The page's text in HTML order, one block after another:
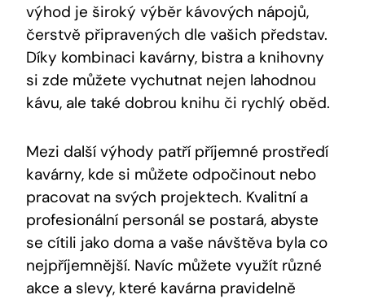
výhod je široký výběr kávových nápojů,
čerstvě připravených dle vašich představ.
Díky kombinaci kavárny, bistra a knihovny
si⁣ zde​ můžete vychutnat nejen ‍lahodnou
‍kávu,⁢ ale také ⁣dobrou knihu ‌či ⁢rychlý⁣ oběd.
Mezi další výhody‌ patří příjemné prostředí
kavárny, kde‌ si můžete odpočinout ​nebo
pracovat ⁢na svých ⁣projektech. Kvalitní a
⁣profesionální personál se postará, abyste
⁢se cítili​ jako doma a vaše návštěva byla co
nejpříjemnější. Navíc ⁢můžete využít ⁢různé
‌akce a slevy, které kavárna pravidelně